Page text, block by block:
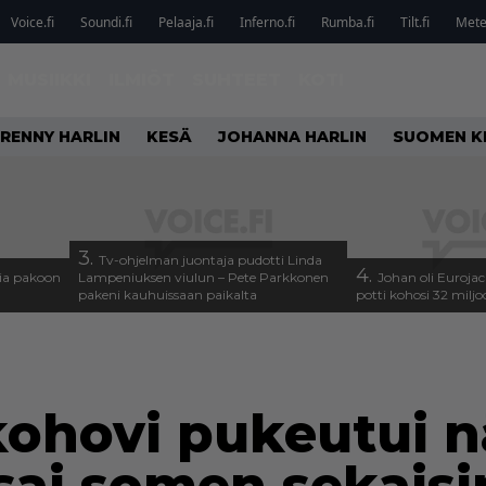
Voice.fi Soundi.fi Pelaaja.fi Inferno.fi Rumba.fi Tilt.fi
RENNY HARLIN KESÄ JOHANNA HARLIN SUOMEN
pakoon
3. Tv-ohjelman juontaja pudotti Linda
Lampeniuksen viulun – Pete Parkkonen
pakeni kauhuissaan paikalta
4. Johan oli
potti kohosi 32
pukeutui